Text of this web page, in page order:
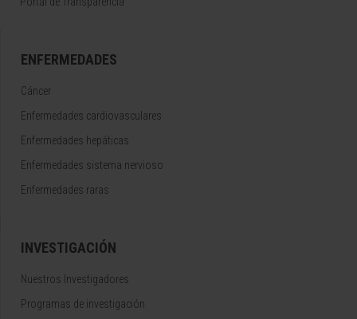
ENFERMEDADES
Cáncer
Enfermedades cardiovasculares
Enfermedades hepáticas
Enfermedades sistema nervioso
Enfermedades raras
INVESTIGACIÓN
Nuestros Investigadores
Programas de investigación